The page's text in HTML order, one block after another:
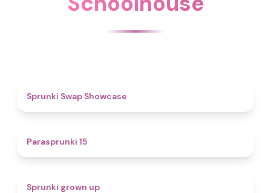
Sprunki Swap Showcase
Parasprunki 15
Sprunki grown up